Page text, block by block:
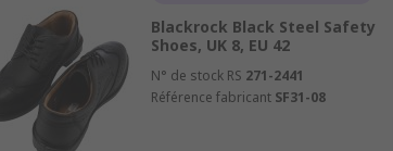
Blackrock Black Steel Safety
Shoes, UK 8, EU 42
N° de stock RS 271-2441
Référence fabricant SF31-08